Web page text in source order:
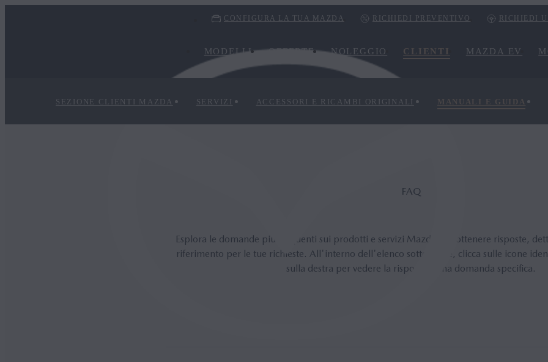
CONFIGURA LA TUA MAZDA RICHIEDI PREVENTIVO RICHIEDI
MODELLI OFFERTE NOLEGGIO CLIENTI MAZDA EV
SEZIONE CLIENTI MAZDA SERVIZI ACCESSORI E RICAMBI ORIGINALI MANUALI E GUIDA
FAQ
Esplora le domande più frequenti sui prodotti e servizi Mazda per ottenere risposte,
riferimento per le tue richieste. All'interno dell'elenco sottostante, clicca sulle icone
sulla destra per vedere la risposta a una domanda specifica.